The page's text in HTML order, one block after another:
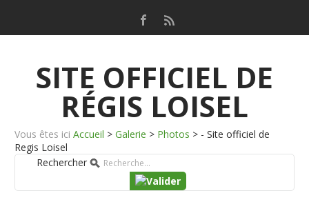
SITE OFFICIEL DE
RÉGIS LOISEL
Vous êtes ici Accueil > Galerie > Photos > - Site officiel de
Regis Loisel
Rechercher